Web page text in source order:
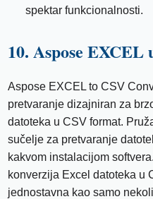
spektar funkcionalnosti.
10. Aspose
Aspose EXCEL to CSV
pretvaranje dizajniran za
datoteka u CSV format.
sučelje za pretvaranje
kakvom instalacijom
konverzija Excel datoteka u
jednostavna kao samo